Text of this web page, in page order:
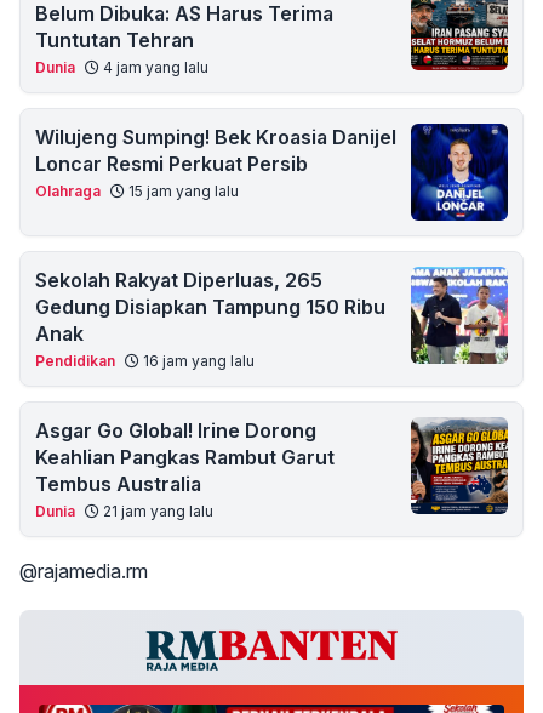
Belum Dibuka: AS Harus Terima
Tuntutan Tehran
Dunia 4 jam yang lalu
Wilujeng Sumping! Bek Kroasia Danijel
Loncar Resmi Perkuat Persib
Olahraga 15 jam yang lalu
Sekolah Rakyat Diperluas, 265
Gedung Disiapkan Tampung 150 Ribu
Anak
Pendidikan 16 jam yang lalu
Asgar Go Global! Irine Dorong
Keahlian Pangkas Rambut Garut
Tembus Australia
Dunia 21 jam yang lalu
@rajamedia.rm